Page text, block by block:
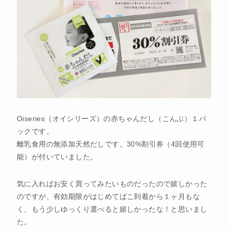
Oiseries（オイシリーズ）の赤ちゃんだし（こんぶ）１パ
ックです。
離乳食用の無添加天然だしです。30%割引券（4回使用可
能）が付いていました。
気に入ればお安く買ってみたいものだったので嬉しかった
のですが、有効期限がはじめてばこ到着から１ヶ月もな
く、もう少しゆっくり選べると嬉しかったな！と思いまし
た。